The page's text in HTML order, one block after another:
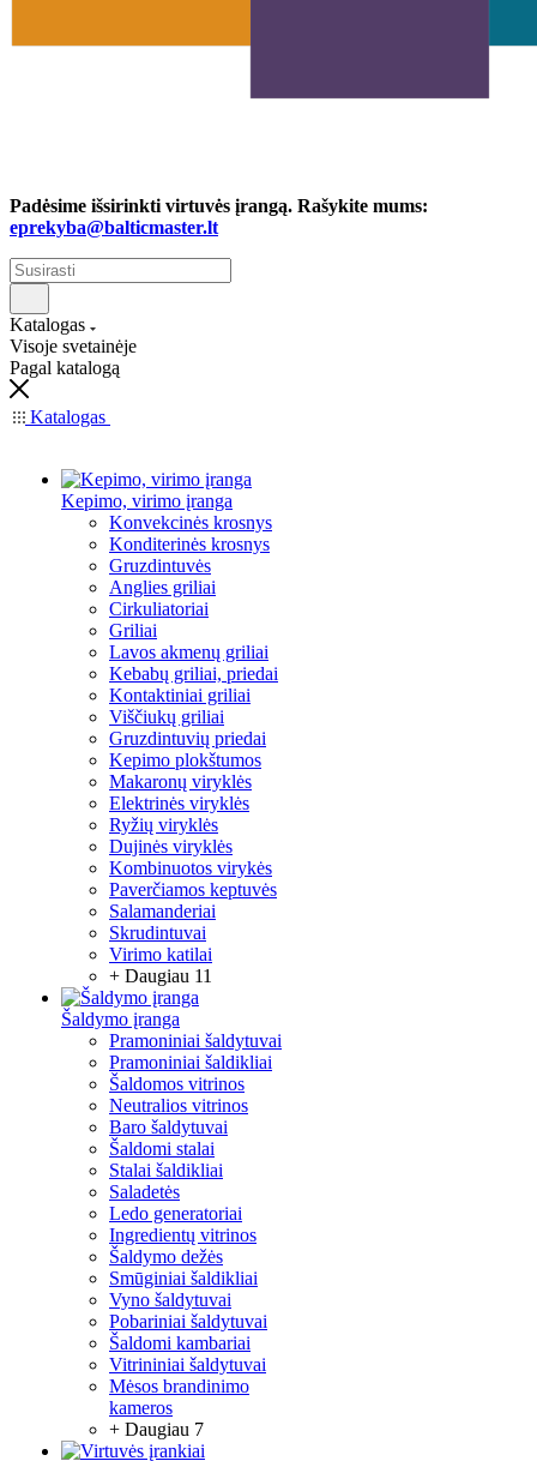
Padėsime išsirinkti virtuvės įrangą. Rašykite mums:
eprekyba@balticmaster.lt
Katalogas
Visoje svetainėje
Pagal katalogą
Katalogas
Kepimo, virimo įranga
Konvekcinės krosnys
Konditerinės krosnys
Gruzdintuvės
Anglies griliai
Cirkuliatoriai
Griliai
Lavos akmenų griliai
Kebabų griliai, priedai
Kontaktiniai griliai
Viščiukų griliai
Gruzdintuvių priedai
Kepimo plokštumos
Makaronų viryklės
Elektrinės viryklės
Ryžių viryklės
Dujinės viryklės
Kombinuotos virykės
Paverčiamos keptuvės
Salamanderiai
Skrudintuvai
Virimo katilai
+ Daugiau 11
Šaldymo įranga
Pramoniniai šaldytuvai
Pramoniniai šaldikliai
Šaldomos vitrinos
Neutralios vitrinos
Baro šaldytuvai
Šaldomi stalai
Stalai šaldikliai
Saladetės
Ledo generatoriai
Ingredientų vitrinos
Šaldymo dežės
Smūginiai šaldikliai
Vyno šaldytuvai
Pobariniai šaldytuvai
Šaldomi kambariai
Vitrininiai šaldytuvai
Mėsos brandinimo
kameros
+ Daugiau 7